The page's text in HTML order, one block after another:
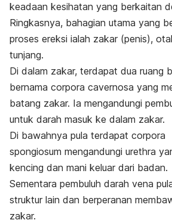
keadaan kesihatan yang berkaitan
Ringkasnya, bahagian utama yang
proses ereksi ialah zakar (penis),
tunjang.
Di dalam zakar, terdapat dua ruang
bernama corpora cavernosa yang
batang zakar. Ia mengandungi
untuk darah masuk ke dalam zakar.
Di bawahnya pula terdapat corpora
spongiosum mengandungi urethra
kencing dan mani keluar dari badan.
Sementara pembuluh darah vena
struktur lain dan berperanan
zakar.